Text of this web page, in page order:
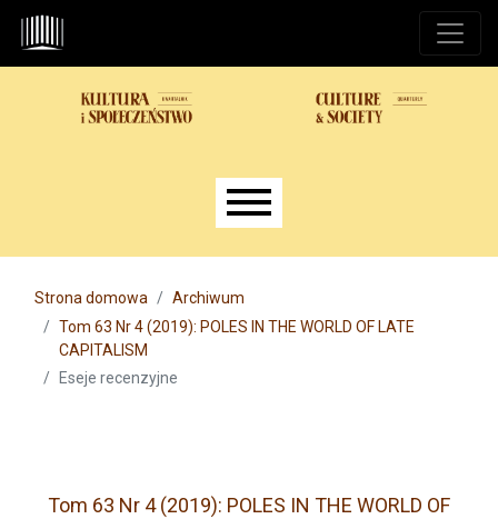
Przejdź do głównego menu
Przejdź do sekcji głównej
Przejdź do stopki
Main menu
Strona domowa
Archiwum
Tom 63 Nr 4 (2019): POLES IN THE WORLD OF LATE
CAPITALISM
Eseje recenzyjne
Tom 63 Nr 4 (2019): POLES IN THE WORLD OF